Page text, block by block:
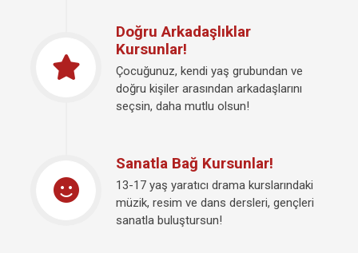
Doğru Arkadaşlıklar
Kursunlar!
Çocuğunuz, kendi yaş grubundan ve
doğru kişiler arasından arkadaşlarını
seçsin, daha mutlu olsun!
Sanatla Bağ Kursunlar!
13-17 yaş yaratıcı drama kurslarındaki
müzik, resim ve dans dersleri, gençleri
sanatla buluştursun!